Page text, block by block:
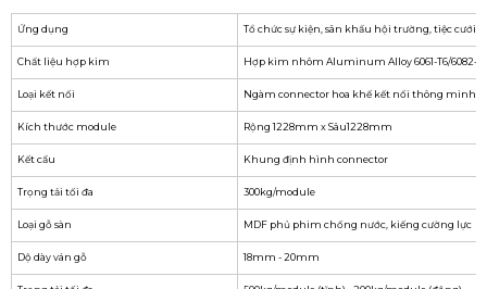
Ứng dụng Tổ chức sự kiện, sân khấu hội trường, tiệc cưới
Chất liệu hợp kim Hợp kim nhôm Aluminum Alloy 6061-T6/6082-T6
Loại kết nối Ngàm connector hoa khế kết nối thông minh
Kích thước module Rộng 1228mm x Sâu1228mm
Kết cấu Khung định hình connector
Trọng tải tối đa 300kg/module
Loại gỗ sàn MDF phủ phim chống nước, kiếng cường lực
Dộ dày ván gỗ 18mm - 20mm